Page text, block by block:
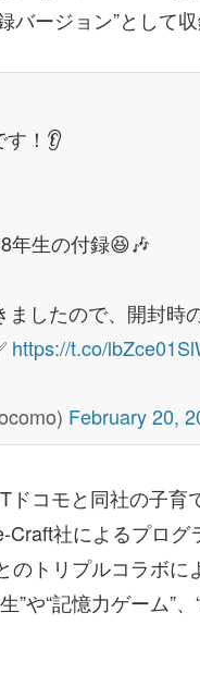
バージョン”として収
！👂
年生の付録😆🎶
ましたので、開封時
https://t.co/
February 20,
ドコモと同社の子育
Craft社によるプロ
のトリプルコラボ
”や“記憶力ゲーム”